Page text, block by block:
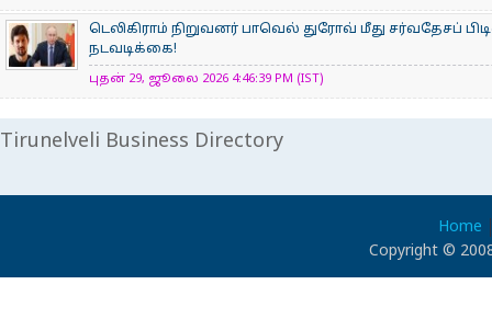
டெலிகிராம் நிறுவனர் பாவெல் துரோவ் மீது சர்வதேசப்
நடவடிக்கை!
புதன் 29, ஜூலை 2026 4:46:39 PM (IST)
Tirunelveli Business Directory
Home
Copyright ©